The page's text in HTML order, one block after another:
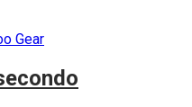
Gear